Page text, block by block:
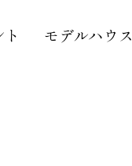
モデルハウス